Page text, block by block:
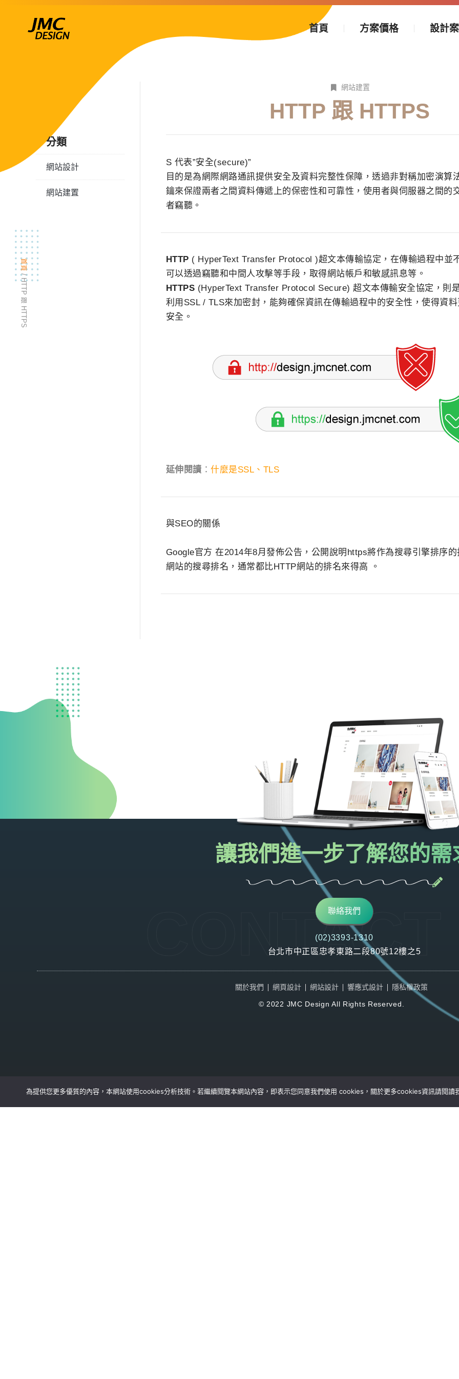
首頁 方案價格 設計
首頁
/
HTTP 跟 HTTPS
分類
網站設計
網站建置
網站建置
HTTP 跟 HTTPS
S 代表”安全(secure)”
目的是為網際網路通訊提供安全及資料完整性保障，透過非對稱加密演算
鑰來保證兩者之間資料傳遞上的保密性和可靠性，使用者與伺服器之間的
者竊聽。
HTTP ( HyperText Transfer Protocol )超文本傳輸協定，在傳輸過程中並
可以透過竊聽和中間人攻擊等手段，取得網站帳戶和敏感訊息等。
HTTPS (HyperText Transfer Protocol Secure) 超文本傳輸安全協定，則
利用SSL / TLS來加密封，能夠確保資訊在傳輸過程中的安全性，使得資
安全。
延伸閱讀 ：什麼是SSL、TLS
與SEO的關係
Google官方 在2014年8月發佈公告，公開說明https將作為搜尋引擎排序
網站的搜尋排名，通常都比HTTP網站的排名來得高 。
讓我們進一步了解您的需
聯絡我們
(02)3393-1310
台北市中正區忠孝東路二段80號12樓之5
關於我們 網頁設計 網站設計 響應式設計 隱私權政策
© 2022 JMC Design All Rights Reserved.
為提供您更多優質的內容，本網站使用cookies分析技術。若繼續閱覽本網站內容，即表示您同意我們使用 cookies，關於更多cookies資訊請閱讀